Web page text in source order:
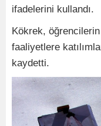
ifadelerini kullandı.
Kökrek,
faaliyetlere
kaydetti.